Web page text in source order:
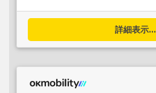
詳細表示...